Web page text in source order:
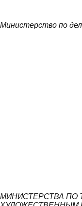
Министерство по
МИНИСТЕРСТВА ПО